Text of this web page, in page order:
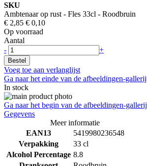
SKU
Ambtenaar op rust - Fles 33cl - Roodbruin
€ 2,85 € 0,10
Op voorraad
Aantal
-
+
Bestel
Voeg toe aan verlanglijst
Ga naar het einde van de afbeeldingen-gallerij
In stock
Ga naar het begin van de afbeeldingen-gallerij
Gegevens
Meer informatie
EAN13
5419980236548
Verpakking
33 cl
Alcohol Percentage 8.8